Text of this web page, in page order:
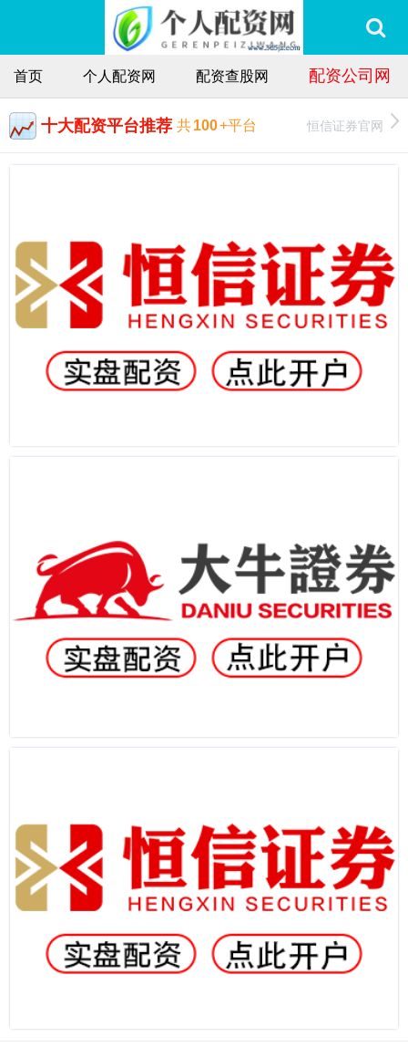
首页 个人配资网 配资查股网 配资公司网
十大配资平台推荐 共100+平台 恒信证券官网